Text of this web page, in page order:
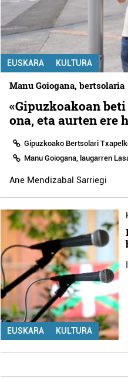
EUSKARA KULTURA
Manu Goiogana, bertsolaria
«Gipuzkoakoan
ona, eta aurten ere
Gipuzkoako Bertsolari
Manu Goiogana, laugarren
Ane Mendizabal Sarriegi
EUSKARA KULTURA